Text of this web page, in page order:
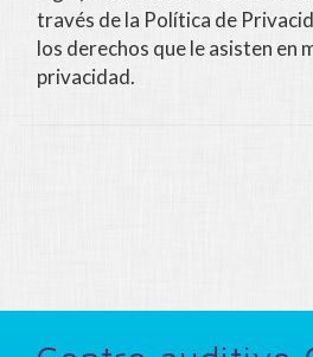
través de la Política de
los derechos que le asisten en
privacidad.